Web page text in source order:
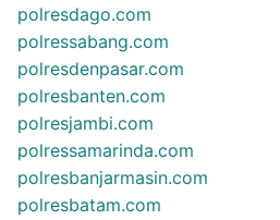
polresdago.com
polressabang.com
polresdenpasar.com
polresbanten.com
polresjambi.com
polressamarinda.com
polresbanjarmasin.com
polresbatam.com